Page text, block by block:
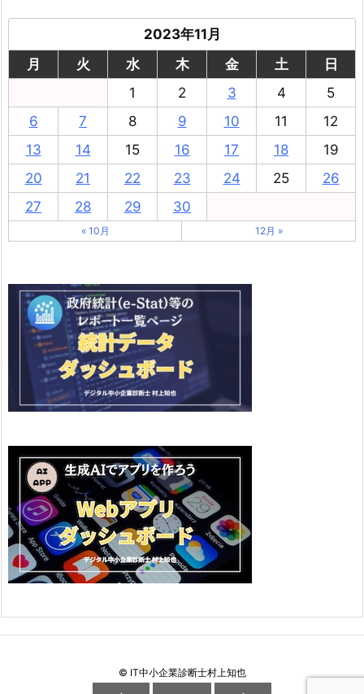
2023年11月
月
火 水 木 金 土
日
1
2 3 4
5
6
7 8 9 10 11
12
13
14 15 16 17 18
19
20
21 22 23 24 25
26
27
28 29 30
« 10月 12月 »
© IT中小企業診断士村上知也